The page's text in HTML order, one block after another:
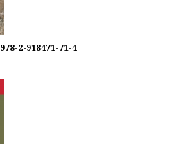
978-2-918471-71-4